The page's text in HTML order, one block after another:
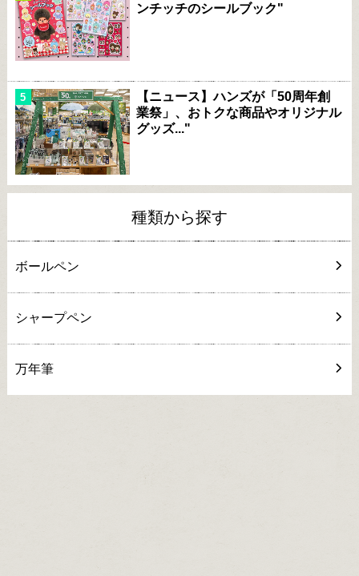
ンチッチのシールブック"
【ニュース】ハンズが「50周年創
業祭」、おトクな商品やオリジナル
グッズ..."
種類から探す
ボールペン
シャープペン
万年筆